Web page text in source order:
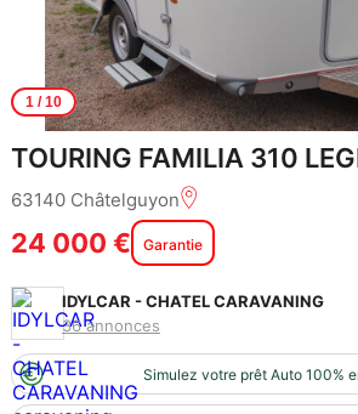
1/ 10
TOURING FAMILIA 310
63140 Châtelguyon
24 000 € Garantie
IDYLCAR - CHATEL CARAVANING
36 annonces
Simulez votre prêt Auto 100%